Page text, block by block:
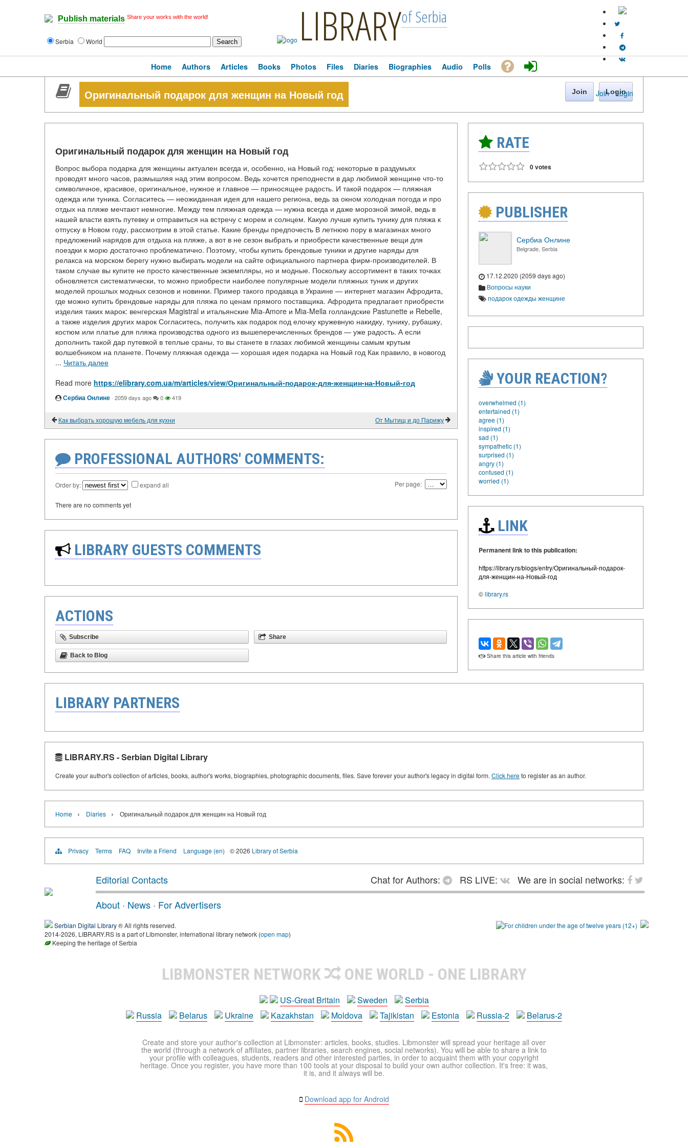
Publish materials Share your works with the world!
Serbia World LIBRARYof Serbia
Join · Login
Home Authors Articles Books Photos Files Diaries Biographies Audio Polls
Оригинальный подарок для женщин на Новый год Join Login
Оригинальный подарок для женщин на Новый год
Вопрос выбора подарка для женщины актуален всегда и, особенно, на Новый год: некоторые в раздумьях
проводят много часов, размышляя над этим вопросом. Ведь хочется преподнести в дар любимой женщине что-то
символичное, красивое, оригинальное, нужное и главное — приносящее радость. И такой подарок — пляжная
одежда или туника. Согласитесь — неожиданная идея для нашего региона, ведь за окном холодная погода и про
отдых на пляже мечтают немногие. Между тем пляжная одежда — нужна всегда и даже морозной зимой, ведь в
нашей власти взять путевку и отправиться на встречу с морем и солнцем. Какую лучше купить тунику для пляжа к
отпуску в Новом году, рассмотрим в этой статье. Какие бренды предпочесть В летнюю пору в магазинах много
предложений нарядов для отдыха на пляже, а вот в не сезон выбрать и приобрести качественные вещи для
поездки к морю достаточно проблематично. Поэтому, чтобы купить брендовые туники и другие наряды для
релакса на морском берегу нужно выбирать модели на сайте официального партнера фирм-производителей. В
таком случае вы купите не просто качественные экземпляры, но и модные. Поскольку ассортимент в таких точках
обновляется систематически, то можно приобрести наиболее популярные модели пляжных туник и других
моделей прошлых модных сезонов и новинки. Пример такого продавца в Украине — интернет магазин Афродита,
где можно купить брендовые наряды для пляжа по ценам прямого поставщика. Афродита предлагает приобрести
изделия таких марок: венгерская Magistral и итальянские Mia-Amore и Mia-Mella голландские Pastunette и Rebelle,
а также изделия других марок Согласитесь, получить как подарок под елочку кружевную накидку, тунику, рубашку,
костюм или платье для пляжа производства одного из вышеперечисленных брендов — уже радость. А если
дополнить такой дар путевкой в теплые сраны, то вы станете в глазах любимой женщины самым крутым
волшебником на планете. Почему пляжная одежда — хорошая идея подарка на Новый год Как правило, в новогод
... Читать далее
Read more https://elibrary.com.ua/m/articles/view/Оригинальный-подарок-для-женщин-на-Новый-год
Сербиа Онлине · 2059 days ago 0 419
Как выбрать хорошую мебель для кухни От Мытищ и до Парижу
PROFESSIONAL AUTHORS' COMMENTS:
Order by: expand all Per page:
There are no comments yet
LIBRARY GUESTS COMMENTS
ACTIONS
Subscribe Share
Back to Blog
RATE
0 votes
PUBLISHER
Сербиа Онлине
Belgrade, Serbia
17.12.2020 (2059 days ago)
Вопросы науки
подарок одежды женщине
YOUR REACTION?
overwhelmed (1)
entertained (1)
agree (1)
inspired (1)
sad (1)
sympathetic (1)
surprised (1)
angry (1)
confused (1)
worried (1)
LINK
Permanent link to this publication:
https://library.rs/blogs/entry/Оригинальный-подарок-
для-женщин-на-Новый-год
©library.rs
Share this article with friends
LIBRARY PARTNERS
LIBRARY.RS - Serbian Digital Library
Create your author's collection of articles, books, author's works, biographies, photographic documents, files. Save forever your author's legacy in digital form. Click hereto register as an author.
Home › Diaries › Оригинальный подарок для женщин на Новый год
Privacy Terms FAQ Invite a Friend Language (en) © 2026 Library of Serbia
Editorial Contacts Chat for Authors: RS LIVE:
We are in social networks:
About · News · For Advertisers
Serbian Digital Library® All rights reserved.
2014-2026, LIBRARY.RS is a part of Libmonster, international library network (open map)
Keeping the heritage of Serbia
LIBMONSTER NETWORK ONE WORLD - ONE LIBRARY
US-Great Britain Sweden
Serbia
Russia
Belarus Ukraine Kazakhstan Moldova Tajikistan Estonia Russia-2 Belarus-2
Create and store your author's collection at Libmonster: articles, books, studies. Libmonster will spread your heritage all over
the world (through a network of affiliates, partner libraries, search engines, social networks). You will be able to share a link to
your profile with colleagues, students, readers and other interested parties, in order to acquaint them with your copyright
heritage. Once you register, you have more than 100 tools at your disposal to build your own author collection. It's free: it was,
it is, and it always will be.
Download app for Android